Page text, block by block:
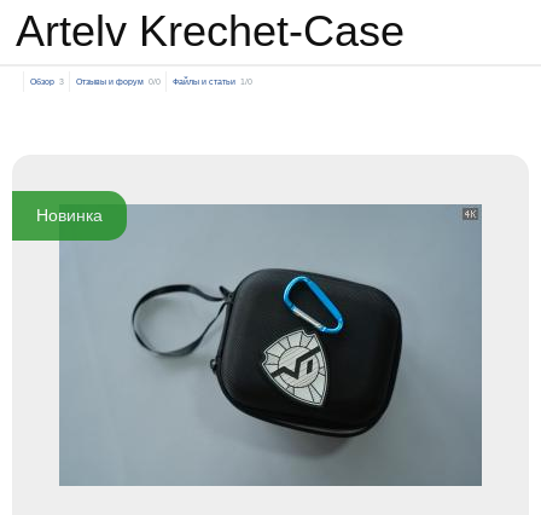
Artelv Krechet-Case
Обзор 3 Отзывы и форум 0/0 Файлы и статьи 1/0
Новинка